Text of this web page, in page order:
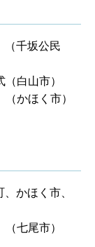
（千坂公民
白山市）
かほく市）
かほく市、
七尾市）